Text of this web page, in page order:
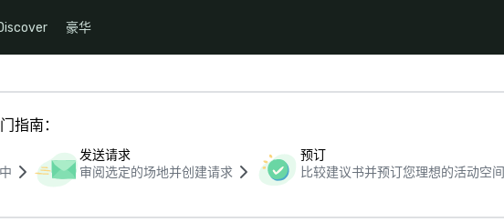
豪华
指南：
发送请求
审阅选定的场地并创建请求
预订
比较建议书并预订您理想的活动空间